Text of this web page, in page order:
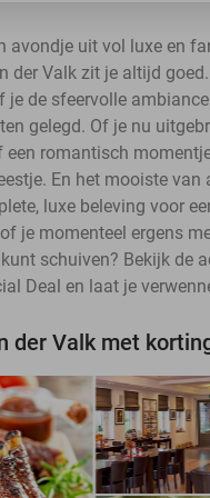
avondje uit vol luxe en
der Valk zit je altijd
je de sfeervolle
gelegd. Of je nu
een romantisch
En het mooiste van
luxe beleving voor
je momenteel ergens
schuiven? Bekijk de
Deal en laat je
der Valk met